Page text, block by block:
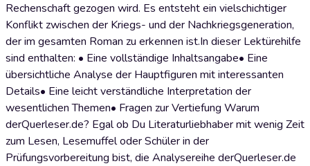
Rechenschaft gezogen wird. Es entsteht ein vielschichtiger
Konflikt zwischen der Kriegs- und der Nachkriegsgeneration,
der im gesamten Roman zu erkennen ist.In dieser Lektürehilfe
sind enthalten: • Eine vollständige Inhaltsangabe• Eine
übersichtliche Analyse der Hauptfiguren mit interessanten
Details• Eine leicht verständliche Interpretation der
wesentlichen Themen• Fragen zur Vertiefung Warum
derQuerleser.de? Egal ob Du Literaturliebhaber mit wenig Zeit
zum Lesen, Lesemuffel oder Schüler in der
Prüfungsvorbereitung bist, die Analysereihe derQuerleser.de